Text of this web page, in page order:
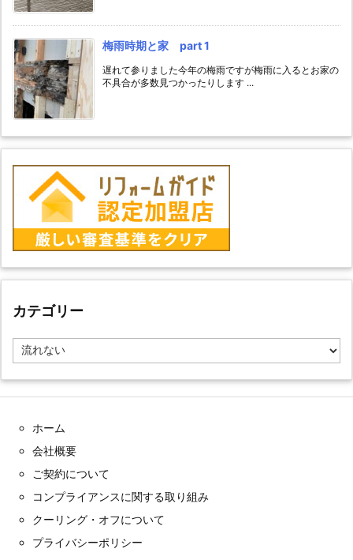
梅雨時期と家 part 1
遅れて参りました今年の梅雨ですが梅雨に入るとお家の
不具合が多数見つかったりします ...
カテゴリー
カ
テ
ホーム
会社概要
ご契約について
コンプライアンスに関する取り組み
クーリング・オフについて
プライバシーポリシー